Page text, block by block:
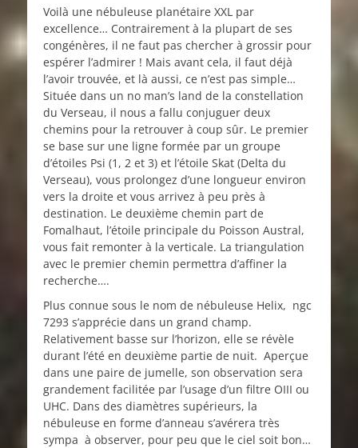
Voilà une nébuleuse planétaire XXL par
excellence… Contrairement à la plupart de ses
congénères, il ne faut pas chercher à grossir pour
espérer l’admirer ! Mais avant cela, il faut déjà
l’avoir trouvée, et là aussi, ce n’est pas simple…
Située dans un no man’s land de la constellation
du Verseau, il nous a fallu conjuguer deux
chemins pour la retrouver à coup sûr. Le premier
se base sur une ligne formée par un groupe
d’étoiles Psi (1, 2 et 3) et l’étoile Skat (Delta du
Verseau), vous prolongez d’une longueur environ
vers la droite et vous arrivez à peu près à
destination. Le deuxième chemin part de
Fomalhaut, l’étoile principale du Poisson Austral,
vous fait remonter à la verticale. La triangulation
avec le premier chemin permettra d’affiner la
recherche….
Plus connue sous le nom de nébuleuse Helix, ngc
7293 s’apprécie dans un grand champ.
Relativement basse sur l’horizon, elle se révèle
durant l’été en deuxième partie de nuit. Aperçue
dans une paire de jumelle, son observation sera
grandement facilitée par l’usage d’un filtre OIII ou
UHC. Dans des diamètres supérieurs, la
nébuleuse en forme d’anneau s’avérera très
sympa à observer, pour peu que le ciel soit bon…